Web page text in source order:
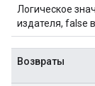
Логическое
издателя, false
Возвраты